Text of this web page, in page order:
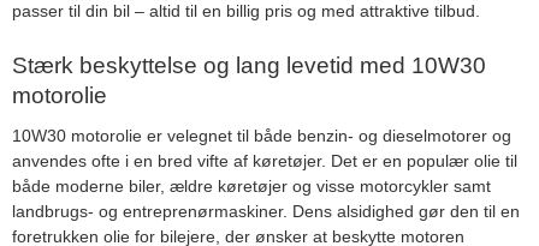
passer til din bil – altid til en billig pris og med attraktive tilbud.
Stærk beskyttelse og lang levetid med 10W30
motorolie
10W30 motorolie er velegnet til både benzin- og dieselmotorer og
anvendes ofte i en bred vifte af køretøjer. Det er en populær olie til
både moderne biler, ældre køretøjer og visse motorcykler samt
landbrugs- og entreprenørmaskiner. Dens alsidighed gør den til en
foretrukken olie for bilejere, der ønsker at beskytte motoren